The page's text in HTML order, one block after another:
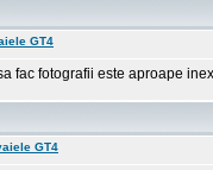
GT4
fac fotografii este aproape
GT4